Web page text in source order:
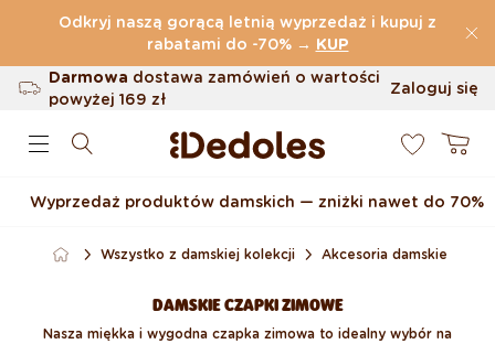
Przejdź do treści
Odkryj naszą gorącą letnią wyprzedaż i kupuj z
rabatami do -70% → KUP
(32.819 Opinie)
Darmowa dostawa zamówień o wartości
powyżej169 zł
Możliwość zwrotu w ciągu 100 dni
Zaloguj się
Koszyk
Wyprzedaż produktów damskich — zniżki nawet do 70%
Wszystko z damskiej kolekcji Akcesoria damskie
DAMSKIE CZAPKI ZIMOWE
Nasza miękka i wygodna czapka zimowa to idealny wybór na